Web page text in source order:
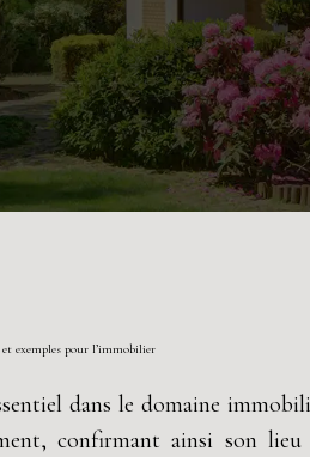
exemples pour l’immobilier
dans le domaine
confirmant ainsi son